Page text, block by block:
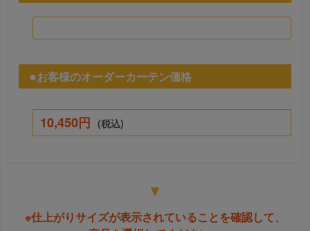
お客様のオーダーカーテン価格
10,450円 (税込)
▼
※仕上がりサイズが表示されていることを確認して、